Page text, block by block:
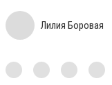
Лилия Боровая